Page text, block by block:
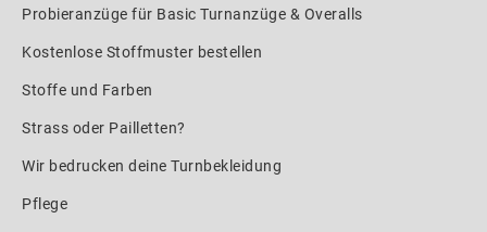
Probieranzüge für Basic Turnanzüge & Overalls
Kostenlose Stoffmuster bestellen
Stoffe und Farben
Strass oder Pailletten?
Wir bedrucken deine Turnbekleidung
Pflege